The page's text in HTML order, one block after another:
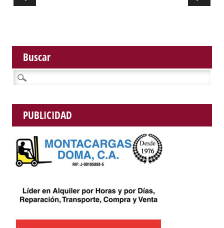
Buscar
Buscar:
PUBLICIDAD